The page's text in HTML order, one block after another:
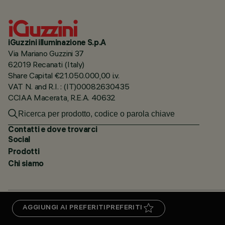
AGGIUNGI AI PREFERITI PREFERITI
iGuzzini illuminazione S.p.A
Via Mariano Guzzini 37
62019 Recanati (Italy)
Share Capital €21.050.000,00 i.v.
VAT N. and R.I. : (IT)00082630435
CCIAA Macerata, R.E.A. 40632
Contatti e dove trovarci
Social
Prodotti
Chi siamo
PRIVACYCERTIFICAZIONI 5 ANNI DI GARANZIAWHISTLEBLOWING